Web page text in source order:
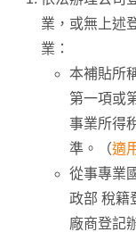
業，或無上述
業：
本補貼所
第一項或
事業所得
準。（適
從事專業
政部 稅籍
廠商登記